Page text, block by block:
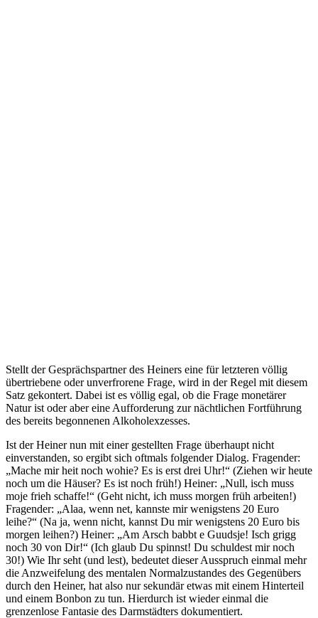
Stellt der Gesprächspartner des Heiners eine für letzteren völlig
übertriebene oder unverfrorene Frage, wird in der Regel mit diesem
Satz gekontert. Dabei ist es völlig egal, ob die Frage monetärer
Natur ist oder aber eine Aufforderung zur nächtlichen Fortführung
des bereits begonnenen Alkoholexzesses.
Ist der Heiner nun mit einer gestellten Frage überhaupt nicht
einverstanden, so ergibt sich oftmals folgender Dialog. Fragender:
„Mache mir heit noch wohie? Es is erst drei Uhr!“ (Ziehen wir heute
noch um die Häuser? Es ist noch früh!) Heiner: „Null, isch muss
moje frieh schaffe!“ (Geht nicht, ich muss morgen früh arbeiten!)
Fragender: „Alaa, wenn net, kannste mir wenigstens 20 Euro
leihe?“ (Na ja, wenn nicht, kannst Du mir wenigstens 20 Euro bis
morgen leihen?) Heiner: „Am Arsch babbt e Guudsje! Isch grigg
noch 30 von Dir!“ (Ich glaub Du spinnst! Du schuldest mir noch
30!) Wie Ihr seht (und lest), bedeutet dieser Ausspruch einmal mehr
die Anzweifelung des mentalen Normalzustandes des Gegenübers
durch den Heiner, hat also nur sekundär etwas mit einem Hinterteil
und einem Bonbon zu tun. Hierdurch ist wieder einmal die
grenzenlose Fantasie des Darmstädters dokumentiert.